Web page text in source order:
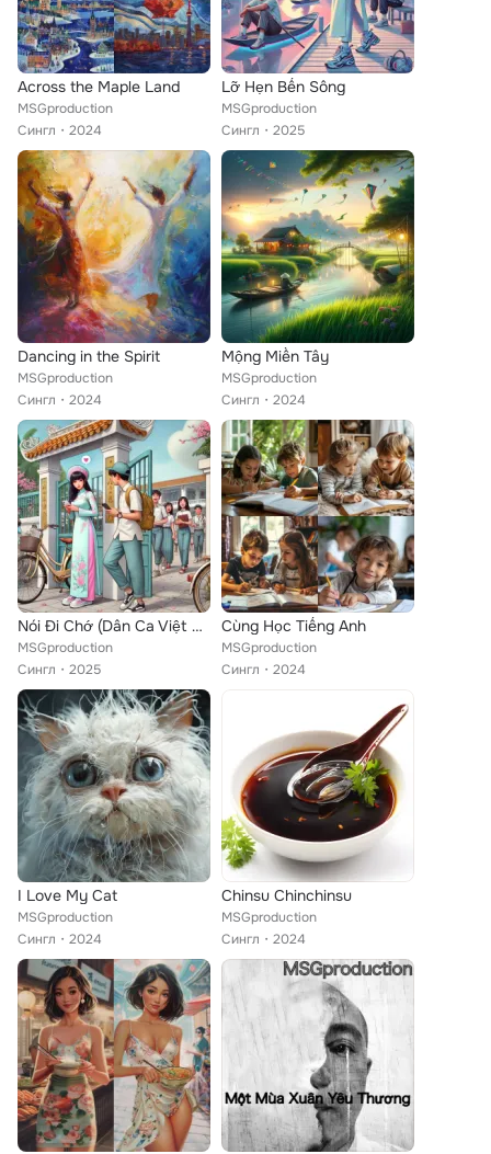
Across the Maple Land
MSGproduction
Сингл
2024
Lỡ Hẹn Bến Sông
MSGproduction
Сингл
2025
Dancing in the Spirit
MSGproduction
Сингл
2024
Mộng Miền Tây
MSGproduction
Сингл
2024
Nói Đi Chớ (Dân Ca Việt Nam)
MSGproduction
Сингл
2025
Cùng Học Tiếng Anh
MSGproduction
Сингл
2024
I Love My Cat
MSGproduction
Сингл
2024
Chinsu Chinchinsu
MSGproduction
Сингл
2024